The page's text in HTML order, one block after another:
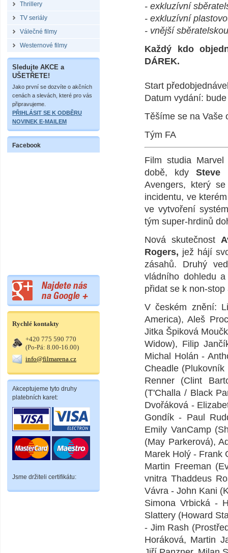
Thrillery
TV seriály
Válečné filmy
Westernové filmy
Sledujte AKCE a
UŠETŘETE!
Jako první se dozvíte o akčních
cenách a slevách, které pro vás
připravujeme.
PŘIHLÁSIT SE K ODBĚRU
NOVINEK E-MAILEM
Facebook
Rychlé kontakty
+420 775 590 770
(Po-Pá: 8.00-16.00)
info@filmarena.cz
Akceptujeme tyto druhy
platebních karet:
Jsme držiteli certifikátu:
- exkluzívní
- exkluzívní
- vnější
Každý kdo
DÁREK.
Start
Datum vydání:
Těšíme se na Vaše
Tým FA
Film studia
době, kdy Steve
Avengers, který
incidentu, ve
ve vytvoření
tým super-hrdinů
Nová skutečnost
Rogers, jež hájí
zásahů. Druhý
vládního dohledu
přidat se k non-
V českém znění:
America), Aleš
Jitka Špiková
Widow), Filip
Michal Holán -
Cheadle
Renner (Clint
(T'Challa / Black
Dvořáková -
Gondík - Paul
Emily VanCamp
(May Parkerová),
Marek Holý - Frank
Martin Freeman
vnitra Thaddeus
Vávra - John Kani
Simona Vrbická -
Slattery (Howard
- Jim Rash
Horáková, Martin